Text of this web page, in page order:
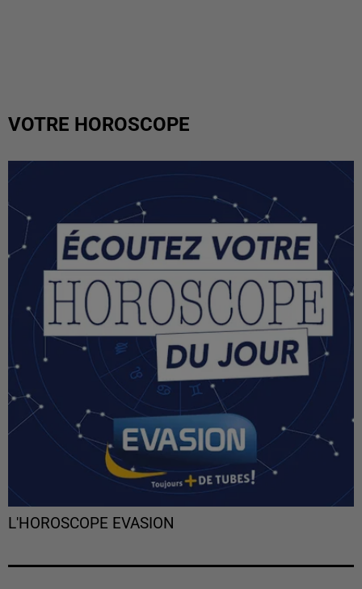
VOTRE HOROSCOPE
L'HOROSCOPE EVASION